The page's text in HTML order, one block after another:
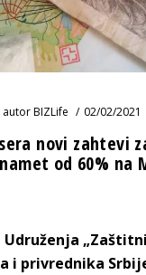
autorBIZLife 02/02/2021
novi zahtevi
od 60% na
Udruženja
i privrednika